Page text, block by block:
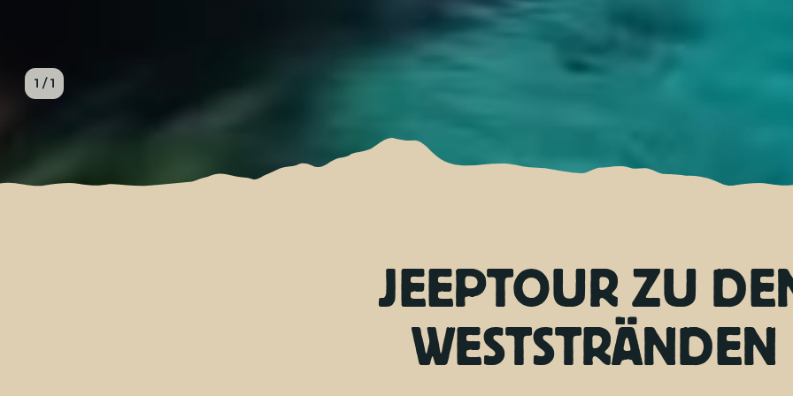
1 / 1
JEEPTOUR ZU
WESTSTRÄNDEN